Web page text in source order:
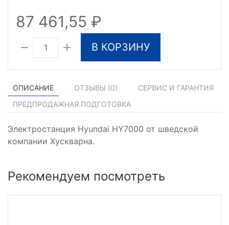
87 461,55
В КОРЗИНУ
ОПИСАНИЕ ОТЗЫВЫ (0)
СЕРВИС И ГАРАНТИЯ
ПРЕДПРОДАЖНАЯ ПОДГОТОВКА
Электростанция Hyundai HY7000 от шведской
компании Хускварна.
Рекомендуем посмотреть